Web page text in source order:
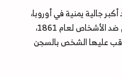
جالية يمنية في أوروبا،
تحديدًا المادة (57) من قانون الجرائم ضد الأشخاص لعام 1861،
عليها الشخص بالسجن